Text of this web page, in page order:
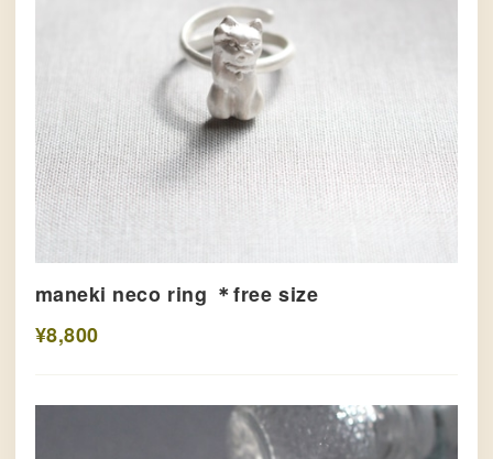
maneki neco ring ＊free size
¥8,800